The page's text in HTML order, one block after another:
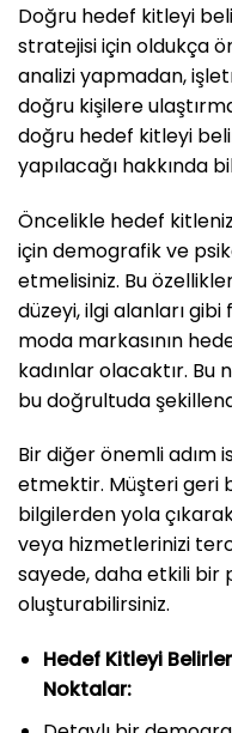
Doğru hedef kitleyi
stratejisi için oldukça
analizi yapmadan,
doğru kişilere
doğru hedef kitleyi
yapılacağı hakkında
Öncelikle hedef
için demografik ve
etmelisiniz. Bu
düzeyi, ilgi alanları
moda markasının
kadınlar olacaktır.
bu doğrultuda
Bir diğer önemli adım
etmektir. Müşteri geri
bilgilerden yola
veya hizmetlerinizi
sayede, daha etkili bir
oluşturabilirsiniz.
Hedef Kitleyi
Noktalar: